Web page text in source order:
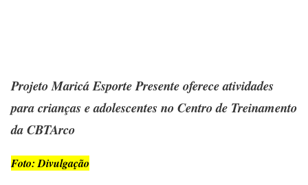
Projeto Maricá Esporte Presente oferece atividades
para crianças e adolescentes no Centro de Treinamento
da CBTArco
Foto: Divulgação